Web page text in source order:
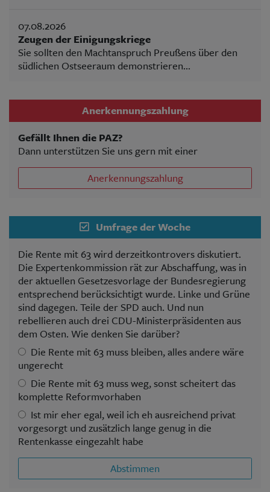
07.08.2026
Zeugen der Einigungskriege
Sie sollten den Machtanspruch Preußens über den
südlichen Ostseeraum demonstrieren...
Anerkennungszahlung
Gefällt Ihnen die PAZ?
Dann unterstützen Sie uns gern mit einer
Anerkennungszahlung
Umfrage der Woche
Die Rente mit 63 wird derzeitkontrovers diskutiert.
Die Expertenkommission rät zur Abschaffung, was in
der aktuellen Gesetzesvorlage der Bundesregierung
entsprechend berücksichtigt wurde. Linke und Grüne
sind dagegen. Teile der SPD auch. Und nun
rebellieren auch drei CDU-Ministerpräsidenten aus
dem Osten. Wie denken Sie darüber?
Die Rente mit 63 muss bleiben, alles andere wäre
ungerecht
Die Rente mit 63 muss weg, sonst scheitert das
komplette Reformvorhaben
Ist mir eher egal, weil ich eh ausreichend privat
vorgesorgt und zusätzlich lange genug in die
Rentenkasse eingezahlt habe
Abstimmen